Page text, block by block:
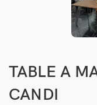
TABLE A
CANDI